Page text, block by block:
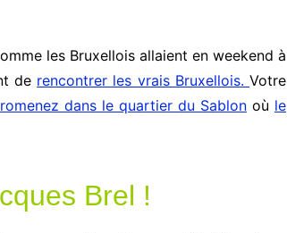
les Bruxellois allaient en weekend à
de rencontrer les vrais Bruxellois.Votre
dans le quartier du Sablonoù le
Brel !